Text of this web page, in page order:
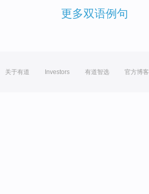
更多双语例句
关于有道 Investors 有道智选 官方博客